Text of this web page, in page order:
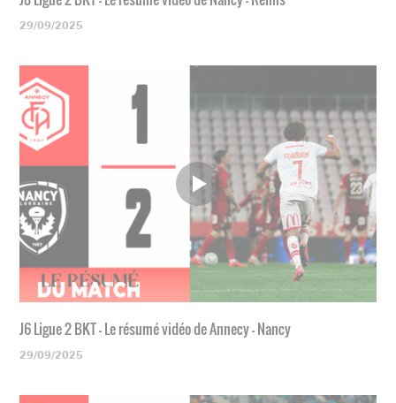
29/09/2025
J6 Ligue 2 BKT - Le résumé vidéo de Annecy - Nancy
29/09/2025